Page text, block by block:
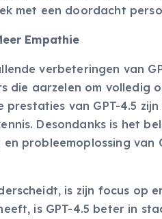
met een doordacht
Empathie
verbeteringen van
die aarzelen om volledig
prestaties van GPT-4.5
Desondanks is het
probleemoplossing van
is zijn focus op
is GPT-4.5 beter in